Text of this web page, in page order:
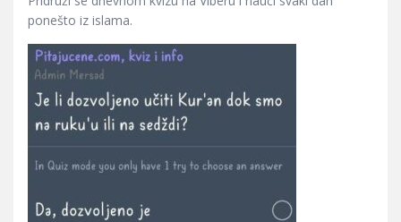
ponešto iz islama.